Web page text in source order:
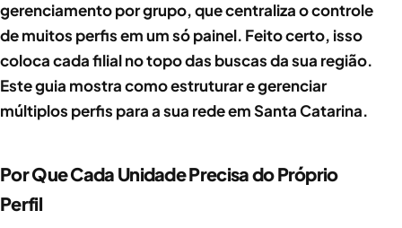
gerenciamento por grupo, que centraliza o controle
de muitos perfis em um só painel. Feito certo, isso
coloca cada filial no topo das buscas da sua região.
Este guia mostra como estruturar e gerenciar
múltiplos perfis para a sua rede em Santa Catarina.
Por Que Cada Unidade Precisa do Próprio
Perfil